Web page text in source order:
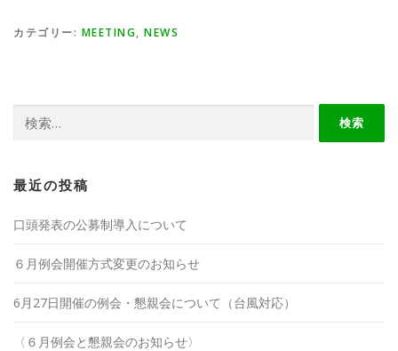
カテゴリー: MEETING, NEWS
索:
最近の投稿
口頭発表の公募制導入について
６月例会開催方式変更のお知らせ
6月27日開催の例会・懇親会について（台風対応）
〈６月例会と懇親会のお知らせ〉